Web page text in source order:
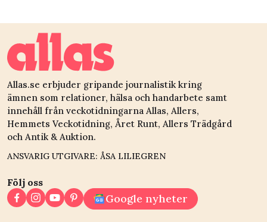
Allas.se erbjuder gripande journalistik kring
ämnen som relationer, hälsa och handarbete samt
innehåll från veckotidningarna Allas, Allers,
Hemmets Veckotidning, Året Runt, Allers Trädgård
och Antik & Auktion.
ANSVARIG UTGIVARE: ÅSA LILIEGREN
Följ oss
Google nyheter